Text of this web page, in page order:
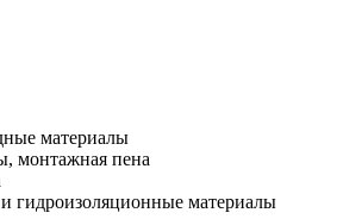
материалы
монтажная пена
гидроизоляционные материалы